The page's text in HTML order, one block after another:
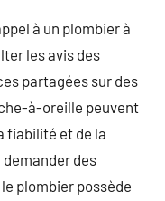
à un plombier à
les avis des
partagées sur des
à-oreille peuvent
fiabilité et de la
demander des
plombier possède